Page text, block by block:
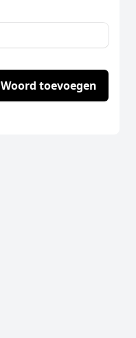
Woord toevoegen